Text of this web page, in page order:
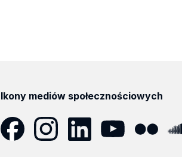
Ikony mediów społecznościowych